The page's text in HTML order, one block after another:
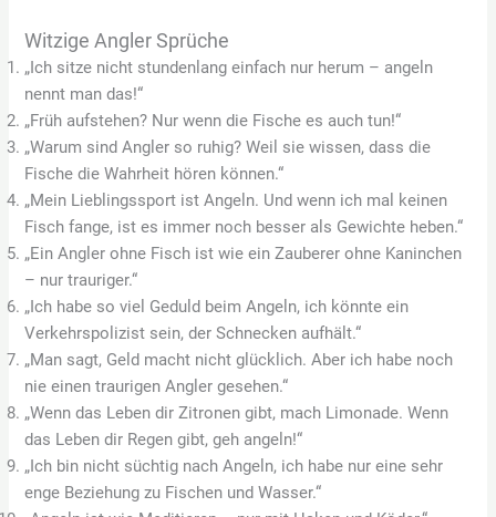
Witzige Angler Sprüche
„Ich sitze nicht stundenlang einfach nur herum – angeln
nennt man das!“
„Früh aufstehen? Nur wenn die Fische es auch tun!“
„Warum sind Angler so ruhig? Weil sie wissen, dass die
Fische die Wahrheit hören können.“
„Mein Lieblingssport ist Angeln. Und wenn ich mal keinen
Fisch fange, ist es immer noch besser als Gewichte heben.“
„Ein Angler ohne Fisch ist wie ein Zauberer ohne Kaninchen
– nur trauriger.“
„Ich habe so viel Geduld beim Angeln, ich könnte ein
Verkehrspolizist sein, der Schnecken aufhält.“
„Man sagt, Geld macht nicht glücklich. Aber ich habe noch
nie einen traurigen Angler gesehen.“
„Wenn das Leben dir Zitronen gibt, mach Limonade. Wenn
das Leben dir Regen gibt, geh angeln!“
„Ich bin nicht süchtig nach Angeln, ich habe nur eine sehr
enge Beziehung zu Fischen und Wasser.“